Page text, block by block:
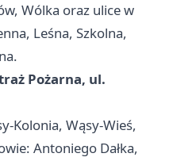
Wólka oraz ulice w
Leśna, Szkolna,
Pożarna, ul.
Kolonia, Wąsy-Wieś,
Antoniego Dałka,